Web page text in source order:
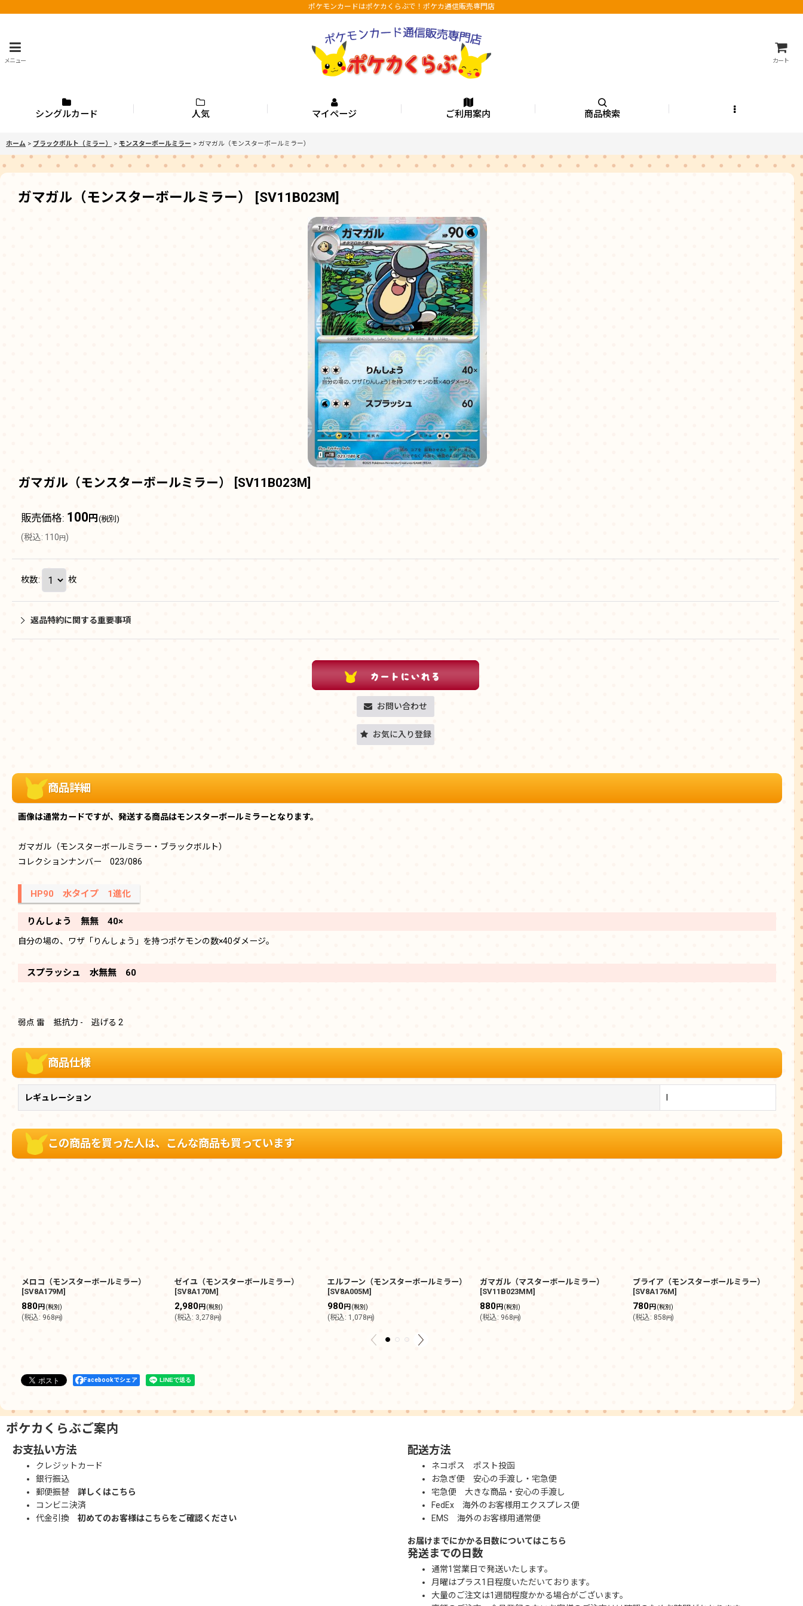
ポケモンカードはポケカくらぶで！ポケカ通信販売専門店
メニュー カート
シングルカード 人気 マイページ ご利用案内 商品検索
ホーム > ブラックボルト（ミラー） > モンスターボールミラー > ガマガル（モンスターボールミラー）
ガマガル（モンスターボールミラー） [SV11B023M]
ガマガル（モンスターボールミラー） [SV11B023M]
販売価格: 100 円 (税別)
(税込: 110 円)
枚数: 枚
返品特約に関する重要事項
お問い合わせ
お気に入り登録
商品詳細
画像は通常カードですが、発送する商品はモンスターボールミラーとなります。
ガマガル（モンスターボールミラー・ブラックボルト）
コレクションナンバー 023/086
HP90 水タイプ 1進化
りんしょう 無無 40×
自分の場の、ワザ「りんしょう」を持つポケモンの数×40ダメージ。
スプラッシュ 水無無 60
弱点 雷 抵抗力 - 逃げる 2
商品仕様
レギュレーション
この商品を買った人は、こんな商品も買っています
メロコ（モンスターボールミラー）
[SV8A179M]
880円(税別)
(税込: 968円)
ゼイユ（モンスターボールミラー）
[SV8A170M]
2,980円 (税別)
(税込: 3,278円)
エルフーン（モンスターボールミラー）
[SV8A005M]
980円 (税別)
(税込: 1,078円)
ガマガル（マスターボールミラー）
[SV11B023MM]
880円(税別)
(税込: 968円)
ブライア（モンスターボールミラー）
[SV8A176M]
780円(税別)
(税込: 858円)
680
Facebookでシェア
ポケカくらぶご案内
お支払い方法
クレジットカード
銀行振込
郵便振替 詳しくはこちら
コンビニ決済
代金引換 初めてのお客様はこちらをご確認ください
配送方法
ネコポス ポスト投函
お急ぎ便 安心の手渡し・宅急便
宅急便 大きな商品・安心の手渡し
FedEx 海外のお客様用エクスプレス便
EMS 海外のお客様用通常便
お届けまでにかかる日数についてはこちら
発送までの日数
通常1営業日で発送いたします。
月曜はプラス1日程度いただいております。
大量のご注文は1週間程度かかる場合がございます。